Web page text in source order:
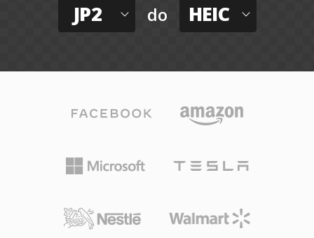
JP2 do HEIC